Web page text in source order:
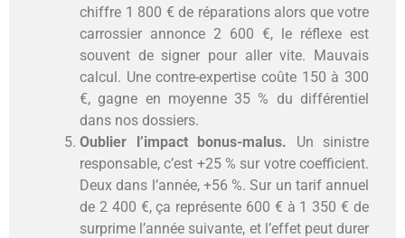
chiffre 1 800 € de réparations alors que votre
carrossier annonce 2 600 €, le réflexe est
souvent de signer pour aller vite. Mauvais
calcul. Une contre-expertise coûte 150 à 300
€, gagne en moyenne 35 % du différentiel
dans nos dossiers.
Oublier l’impact bonus-malus. Un sinistre
responsable, c’est +25 % sur votre coefficient.
Deux dans l’année, +56 %. Sur un tarif annuel
de 2 400 €, ça représente 600 € à 1 350 € de
surprime l’année suivante, et l’effet peut durer